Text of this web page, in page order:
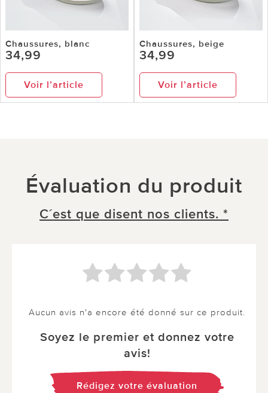
Chaussures, blanc
34,99
Voir l’article
Chaussures, beige
34,99
Voir l’article
Évaluation du produit
C´est que disent nos clients. *
Aucun avis n'a encore été donné sur ce produit.
Soyez le premier et donnez votre
avis!
Rédigez votre évaluation